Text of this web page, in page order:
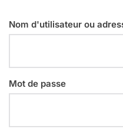
Nom d'utilisateur ou
Mot de passe